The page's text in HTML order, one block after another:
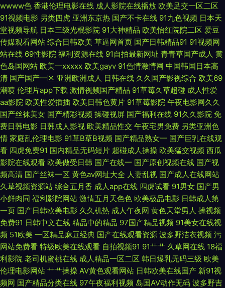
区蜜桃 丰满老熟好大bbb 麻豆传媒18 丝袜美腿精品国产一区 最新韩剧 国产
久re 欧美深性 亚洲非洲国产日本 AV无限网站 黑料导航福利 日韩国产对白
原来神马影视免费观看 国产69熟 蜜桃传媒文化无忧传媒 網友分享 91涩涩蜜
桃 国产推油在线观看 欧美一区二区三区视频 亚洲欧洲精品国产区 成人仓库
久久激五视频网站 少卡电影网站 51成人性爱一区二区 国产毛多水多 欧美日
韩精品在线观看 亚洲一级免费视频 成全影视免费观看 九色自拍熟女网址在
线 日韩午夜顶级在线观看 中文激情在线 国产电影五码 欧美A∨视频 午夜寂
寞伦理 操人软件 日产亚洲一区二区三区 操碰公开视频 精新精新国产自在现
四虎影院免费观看 91n视频在线 国产人妖另类 欧美亚洲另 亚洲无人一区二
区蜜桃 电影片库免费大全 麻花豆剧天美星空 我的好妈妈韩国免费观看 99热
碰碰热精品 韩国av网址网站 日本一区二区精品88 中日韩亚洲人成无 国产精
wwww色 香港伦理电影在线 成人影院在线播放 欧美足交一区二区
91视频电影 另类四虎 亚洲东京热 国产不卡在线 91九色视频 日本天
堂视频导航 日本三级光棍影院 91大神精品 欧美怡红院院二区 爱豆
传媒观看网站 综合日韩欧美 草逼网首页 国产日韩精品91 91视频网
站在线 69性影院 福利资源在线 91自拍最新网址 青青草国产成人 黄
色岛国网站 欧美一xxxxx 欧美gayv 91色情激情网 中国韩国日本高
清 国产国产一区 亚洲欧洲成人 日韩在线 久久国产影视综合 欧美69
潮喷 伦理片app下载 激情视频国产精品 91草莓久草超碰 成人性爱
aa影院 欧美性爱插插 欧美日韩色黄片 91草莓影院 午夜电影网久久
国产丝袜美女 国产精彩视频 操碰视屏 国产福利在线 91久久影院 免
费日韩电影 日韩成人影视 欧美精品性交 午夜宅男免费 另类亚洲色
情 家庭乱伦理电影 91草B草B视频 国产精品熟女一 国产巨乳在线观
看 四虎免费91 国内精品无码短片 超碰成人操操 欧美猛交视频 西瓜
影院在线观看 欧美做受日韩 国产在线一 国产原创视频在线 国产视
频高清 国产丝袜一区 黄色av网址大全 人妻乱视 国产成人在线网站
久草视频资源站 综合五月香 成人app在线 四虎试看 91男女 国产男
小鲜肉同 福利影院网站 激情五月天色色 欧美极品电影 日韩成人第
一页 国产日韩欧美电影 久久机热 成人午夜网 黄色天堂男人 操视频
免费91 日韩中文在线 精品中的精品 97国产精品视频 91美女在线视
频 51欧美 一区精品麻豆经典 国产在线观看资源 波多野洁衣视频 污
网站免费看 特级欧美在线观看 自拍视频91 91艹艹 久草网在线 18福
利影院 老司机蜜桃在线 成人精品一区二区 韩日爆乳无码三级 欧美
伦理电影网站 艹艹操操 AV黄色观看网站 日韩欧美在线国产 新91视
频网 国产精品分类在线 97午夜福利视频 岛国AV动作无码 波多野吉